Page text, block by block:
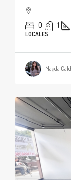
0 1
LOCALES
Magda